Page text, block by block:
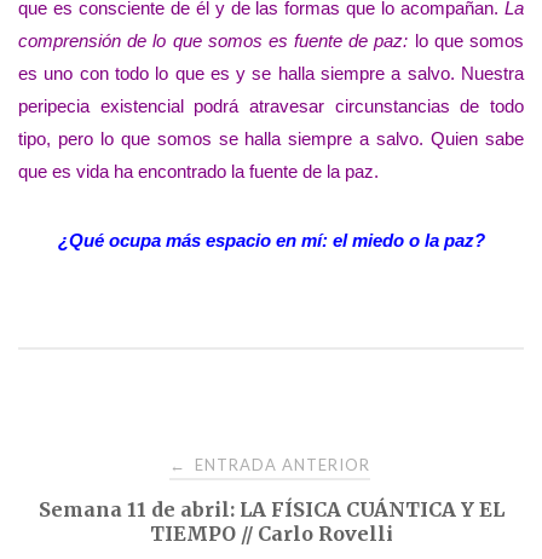
que es consciente de él y de las formas que lo acompañan. La
comprensión de lo que somos es fuente de paz: lo que somos
es uno con todo lo que es y se halla siempre a salvo. Nuestra
peripecia existencial podrá atravesar circunstancias de todo
tipo, pero lo que somos se halla siempre a salvo. Quien sabe
que es vida ha encontrado la fuente de la paz.
¿Qué ocupa más espacio en mí: el miedo o la paz?
Navegación
de
← ENTRADA ANTERIOR
Semana 11 de abril: LA FÍSICA CUÁNTICA Y EL
TIEMPO // Carlo Rovelli